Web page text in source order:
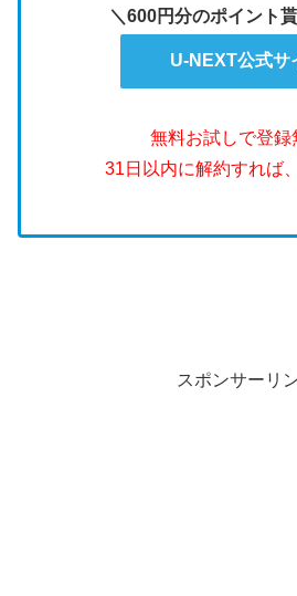
＼600円分のポイント
U-NEXT公式サ
無料お試しで登録
31日以内に解約すれば
スポンサーリ